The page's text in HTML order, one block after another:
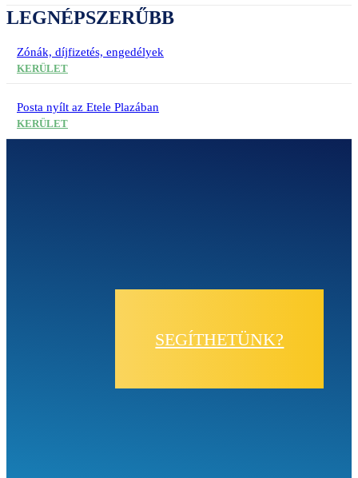
LEGNÉPSZERŰBB
Zónák, díjfizetés, engedélyek
KERÜLET
Posta nyílt az Etele Plazában
KERÜLET
SEGÍTHETÜNK?